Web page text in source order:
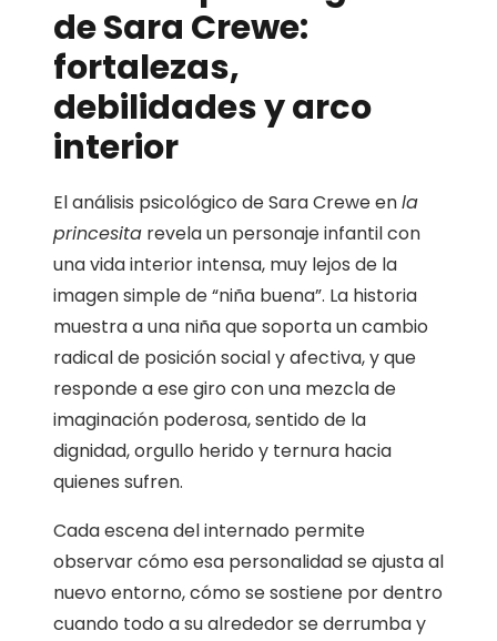
de Sara Crewe:
fortalezas,
debilidades y arco
interior
El análisis psicológico de Sara Crewe enla
princesita revela un personaje infantil con
una vida interior intensa, muy lejos de la
imagen simple de “niña buena”. La historia
muestra a una niña que soporta un cambio
radical de posición social y afectiva, y que
responde a ese giro con una mezcla de
imaginación poderosa, sentido de la
dignidad, orgullo herido y ternura hacia
quienes sufren.
Cada escena del internado permite
observar cómo esa personalidad se ajusta al
nuevo entorno, cómo se sostiene por dentro
cuando todo a su alrededor se derrumba y